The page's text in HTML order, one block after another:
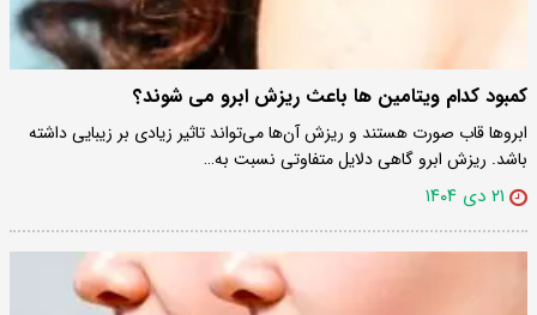
کمبود کدام ویتامین ها باعث ریزش ابرو می شوند؟
ابروها قاب صورت هستند و ریزش آن‌ها می‌تواند تاثیر زیادی بر زیبایی داشته
باشد. ریزش ابرو گاهی دلایل متفاوتی نسبت به…
۲۱ دی ۱۴۰۴